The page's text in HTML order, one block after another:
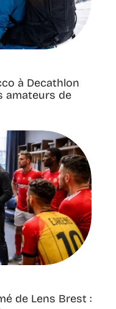
à Decathlon
amateurs de
de Lens Brest :